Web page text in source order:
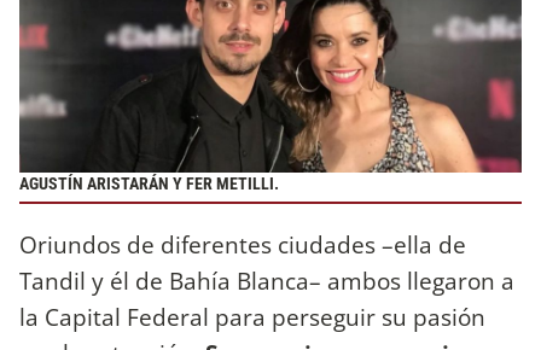
AGUSTÍN ARISTARÁN Y FER METILLI.
Oriundos de diferentes ciudades –ella de
Tandil y él de Bahía Blanca– ambos llegaron a
la Capital Federal para perseguir su pasión